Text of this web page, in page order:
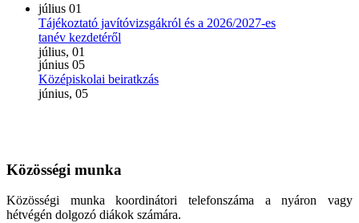
július 01
Tájékoztató javítóvizsgákról és a 2026/2027-es
tanév kezdetéről
július, 01
június 05
Középiskolai beiratkzás
június, 05
Közösségi munka
Közösségi munka koordinátori telefonszáma a nyáron vagy
hétvégén dolgozó diákok számára.